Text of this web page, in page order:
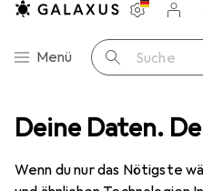
Deine Daten.
Wenn du nur das Nötigste
Navigation nach Kategorien
Menü Suche
Merklisten
Warenkorb
Pädagogische Fachkräfte